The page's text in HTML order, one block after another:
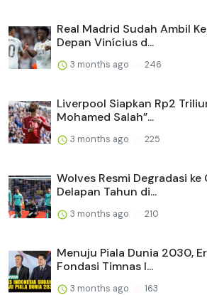
Real Madrid Sudah Ambil
Depan Vinícius d...
3 months ago 246
Liverpool Siapkan Rp2
Mohamed Salah”...
3 months ago 225
Wolves Resmi Degradasi
Delapan Tahun di...
3 months ago 210
Menuju Piala Dunia 2030,
Fondasi Timnas I...
3 months ago 163